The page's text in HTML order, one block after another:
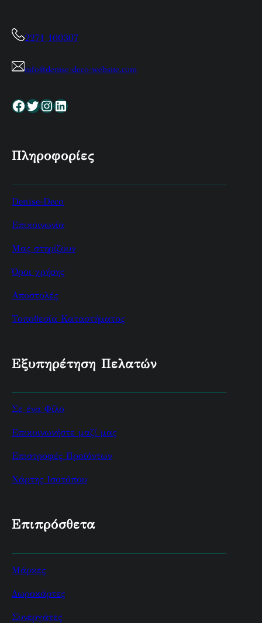
2271 100307
info@denise-deco-website.com
Facebook Twitter InstagramLinkedin
Πληροφορίες
Denise-Deco
Επικοινωνία
Μας στηρίζουν
Όροι χρήσης
Αποστολές
Τοποθεσία Καταστήματος
Εξυπηρέτηση Πελατών
Σε ένα Φίλο
Επικοινωνήστε μαζί μας
Επιστροφές Προϊόντων
Χάρτης Ισοτόπου
Επιπρόσθετα
Μάρκες
Δωροκάρτες
Συνεργάτες